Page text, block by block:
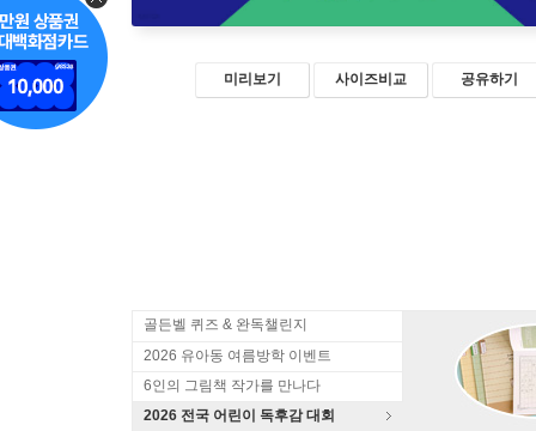
미리보기 사이즈비교 공유하기
골든벨 퀴즈 & 완독챌린지
2026 유아동 여름방학 이벤트
6인의 그림책 작가를 만나다
2026 전국 어린이 독후감 대회